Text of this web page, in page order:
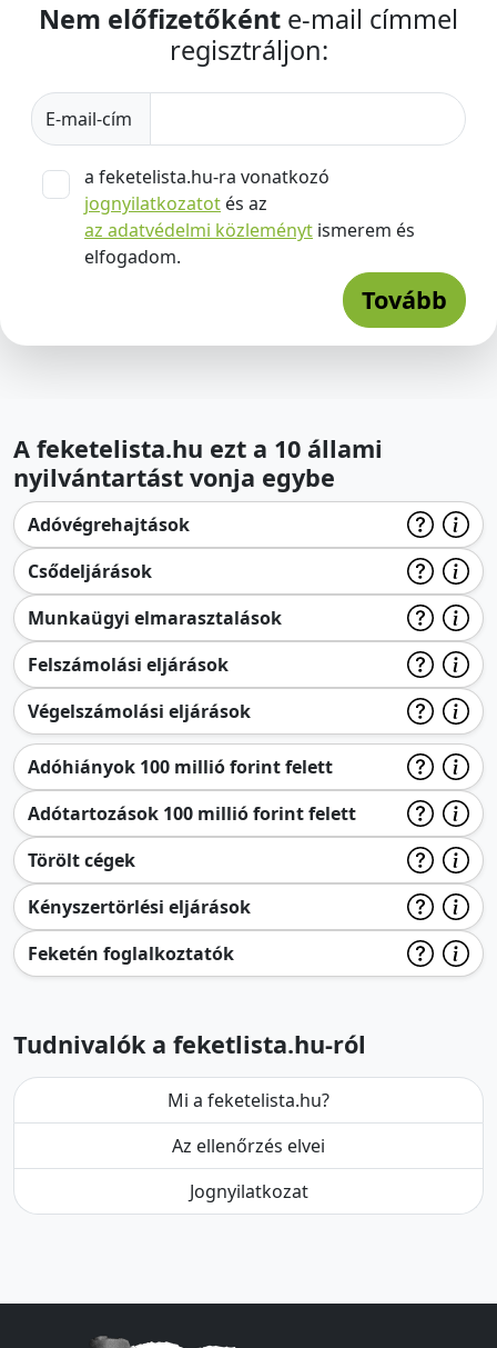
Nem előfizetőként e-mail címmel
regisztráljon:
E-mail-cím
a feketelista.hu-ra vonatkozó
jognyilatkozatot és az
az adatvédelmi közleményt ismerem és
elfogadom.
Tovább
A feketelista.hu ezt a 10 állami
nyilvántartást vonja egybe
Adóvégrehajtások
Csődeljárások
Munkaügyi elmarasztalások
Felszámolási eljárások
Végelszámolási eljárások
Adóhiányok 100 millió forint felett
Adótartozások 100 millió forint felett
Törölt cégek
Kényszertörlési eljárások
Feketén foglalkoztatók
Tudnivalók a feketlista.hu-ról
Mi a feketelista.hu?
Az ellenőrzés elvei
Jognyilatkozat